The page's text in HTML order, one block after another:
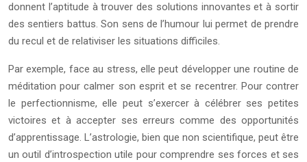
donnent l’aptitude à trouver des solutions innovantes et à sortir
des sentiers battus. Son sens de l’humour lui permet de prendre
du recul et de relativiser les situations difficiles.
Par exemple, face au stress, elle peut développer une routine de
méditation pour calmer son esprit et se recentrer. Pour contrer
le perfectionnisme, elle peut s’exercer à célébrer ses petites
victoires et à accepter ses erreurs comme des opportunités
d’apprentissage. L’astrologie, bien que non scientifique, peut être
un outil d’introspection utile pour comprendre ses forces et ses